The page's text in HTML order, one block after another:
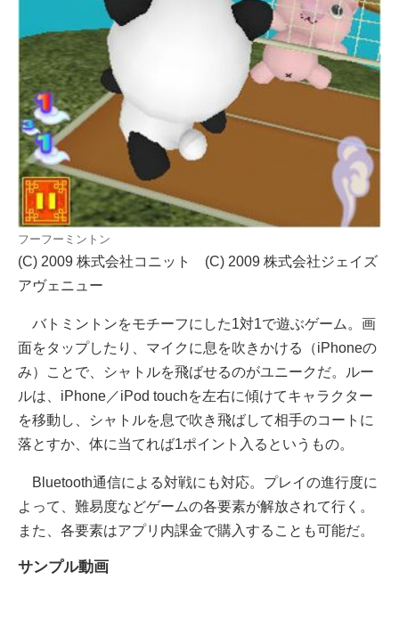
フーフーミントン
(C) 2009 株式会社コニット (C) 2009 株式会社ジェイズ
アヴェニュー
バトミントンをモチーフにした1対1で遊ぶゲーム。画
面をタップしたり、マイクに息を吹きかける（iPhoneの
み）ことで、シャトルを飛ばせるのがユニークだ。ルー
ルは、iPhone／iPod touchを左右に傾けてキャラクター
を移動し、シャトルを息で吹き飛ばして相手のコートに
落とすか、体に当てれば1ポイント入るというもの。
Bluetooth通信による対戦にも対応。プレイの進行度に
よって、難易度などゲームの各要素が解放されて行く。
また、各要素はアプリ内課金で購入することも可能だ。
サンプル動画